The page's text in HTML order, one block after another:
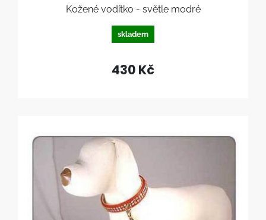
Kožené vodítko - světle modré
skladem
430 Kč